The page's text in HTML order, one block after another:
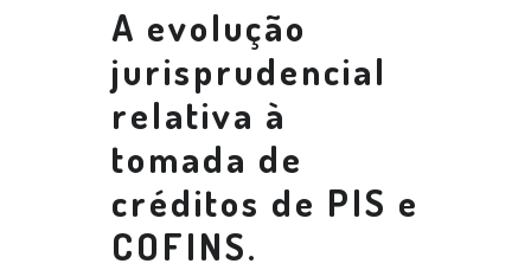
A evolução
jurisprudencial
relativa à
tomada de
créditos de PIS e
COFINS.